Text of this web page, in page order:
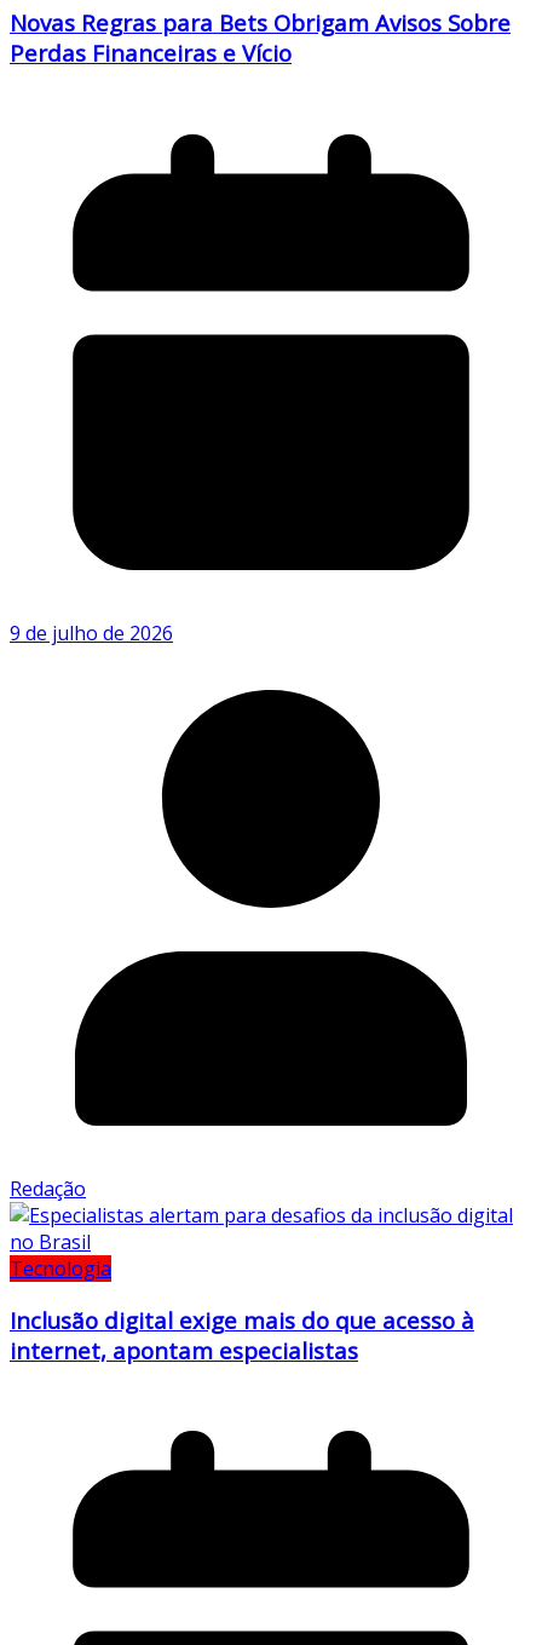
Novas Regras para Bets Obrigam Avisos Sobre
Perdas Financeiras e Vício
9 de julho de 2026
Redação
Tecnologia
Inclusão digital exige mais do que acesso à
internet, apontam especialistas